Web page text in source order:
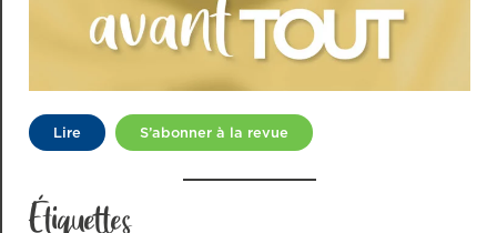
Lire S’abonner à la revue
Étiquettes